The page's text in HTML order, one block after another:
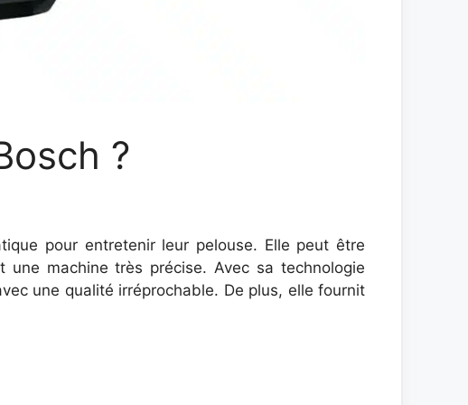
?
pour entretenir leur pelouse. Elle peut être
machine très précise. Avec sa technologie
une qualité irréprochable. De plus, elle fournit